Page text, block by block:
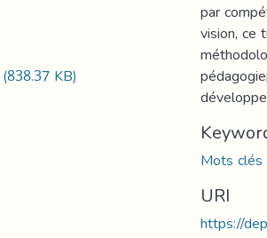
(838.37 KB)
par
vision, ce
Mots
URI
https://